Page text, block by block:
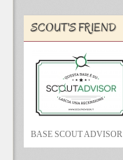
SCOUT'S FRIEND
BASE SCOUT ADVISOR